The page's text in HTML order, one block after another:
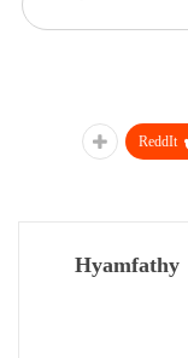
ReddIt
Hyamfathy